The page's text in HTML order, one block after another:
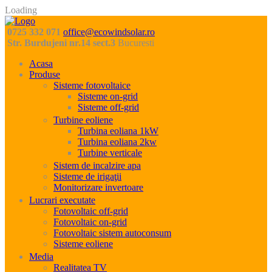
Loading
0725 332 071 office@ecowindsolar.ro
Str. Burdujeni nr.14 sect.3 Bucuresti
Acasa
Produse
Sisteme fotovoltaice
Sisteme on-grid
Sisteme off-grid
Turbine eoliene
Turbina eoliana 1kW
Turbina eoliana 2kw
Turbine verticale
Sistem de incalzire apa
Sisteme de irigaţii
Monitorizare invertoare
Lucrari executate
Fotovoltaic off-grid
Fotovoltaic on-grid
Fotovoltaic sistem autoconsum
Sisteme eoliene
Media
Realitatea TV